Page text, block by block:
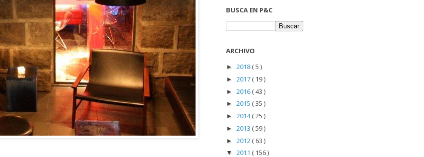
BUSCA EN P&C
ARCHIVO
► 2018 ( 5 )
► 2017 ( 19 )
► 2016 ( 43 )
► 2015 ( 35 )
► 2014( 25 )
► 2013 ( 59 )
► 2012 ( 63 )
▼ 2011 ( 156 )